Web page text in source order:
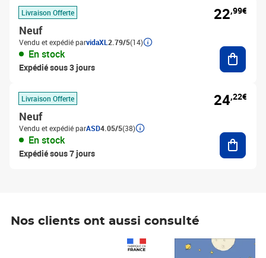
Livraison Offerte
Neuf
Vendu et expédié parvidaXL 2.79/5(14)
En stock
Expédié sous 3 jours
22,99€
Livraison Offerte
Neuf
Vendu et expédié parASD4.05/5(38)
En stock
Expédié sous 7 jours
24,22€
Nos clients ont aussi consulté
Prix 7,50€